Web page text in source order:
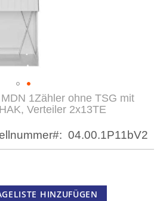
1Zähler ohne TSG mit
Verteiler 2x13TE
04.00.1P11bV2
HINZUFÜGEN